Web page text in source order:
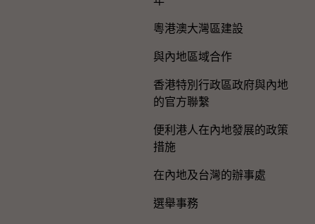
粵港澳大灣區建設
與內地區域合作
香港特別行政區政府與內地
的官方聯繫
便利港人在內地發展的政策
措施
在內地及台灣的辦事處
選舉事務